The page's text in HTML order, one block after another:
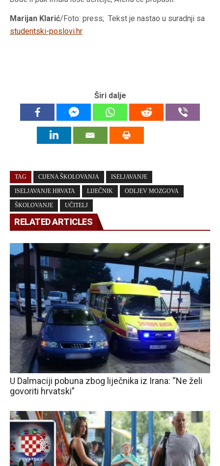
Marijan Klarić/Foto: press; Tekst je nastao u suradnji sa
studentski-poslovi.hr
Širi dalje
TAG CIJENA ŠKOLOVANJA ISELJAVANJE
ISELJAVANJE HRVATA LIJEČNIK ODLJEV MOZGOVA
ŠKOLOVANJE UČITELJ
RELATED ARTICLES
U Dalmaciji pobuna zbog liječnika iz Irana: “Ne želi
govoriti hrvatski”